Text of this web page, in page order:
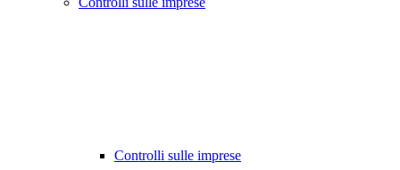
Controlli sulle imprese